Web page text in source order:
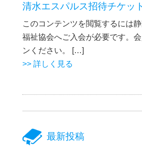
清水エスパルス招待チケッ
このコンテンツを閲覧するには
福祉協会へご入会が必要です。
ンください。 […]
>> 詳しく見る
最新投稿